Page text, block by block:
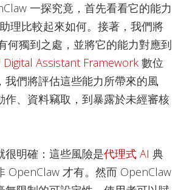
一探究竟，首先看看它的能力
理比較起來如何。接著，我們將
何獨到之處，並將它的能力對應到
Assistant Framework 數位
我們將評估這些能力所帶來的風
作、資料竊取，到暴露於未經審核
很明確：這些風險是代理式 AI 典
OpenClaw 才有。然而 OpenClaw